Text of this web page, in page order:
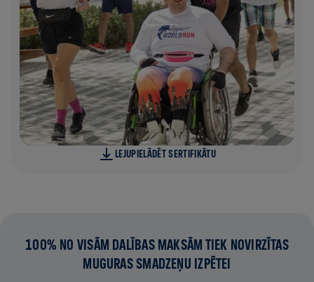
LEJUPIELĀDĒT SERTIFIKĀTU
100% NO VISĀM DALĪBAS MAKSĀM TIEK NOVIRZĪTAS
MUGURAS SMADZEŅU IZPĒTEI